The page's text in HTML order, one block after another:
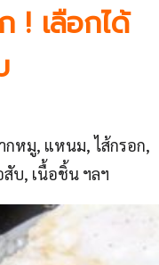
! เลือกได้
หมู, แหนม, ไส้กรอก,
สับ, เนื้อชิ้น ฯลฯ